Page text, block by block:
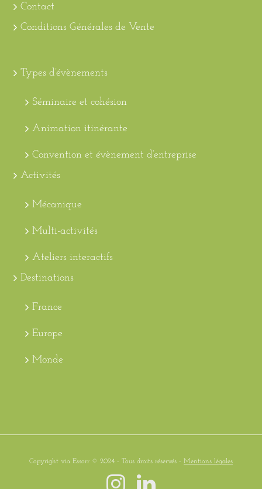
Contact
Conditions Générales de Vente
Types d’évènements
Séminaire et cohésion
Animation itinérante
Convention et évènement d’entreprise
Activités
Mécanique
Multi-activités
Ateliers interactifs
Destinations
France
Europe
Monde
Copyright via Essorr © 2024 - Tous droits réservés - Mentions légales
Instagram
LinkedIn